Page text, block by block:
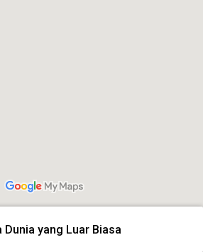
Dunia yang Luar Biasa